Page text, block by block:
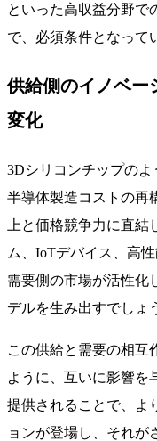
といった高収益分野で
で、必須条件となって
供給側のイノベー
変化
3Dシリコンチップのよ
半導体製造コストの再
上と価格競争力に直
ム、IoTデバイス、高
需要側の市場が活性化
デルを生み出すでしょ
この供給と需要の相互
ように、互いに影響を
提供されることで、よ
ョンが登場し、それが